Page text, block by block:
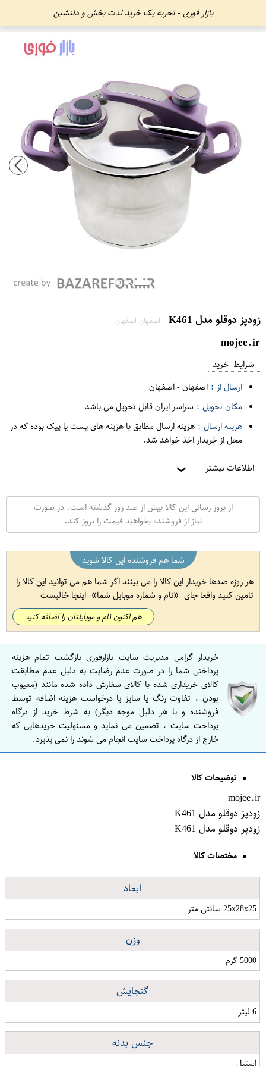
بازار فوری - تجربه یک خرید لذت بخش و دلنشین
زودپز دوقلو مدل K461 اصفهان اصفهان
mojee.ir
شرایط خرید
ارسال از : اصفهان-اصفهان
مکان تحویل : سراسر ایران قابل تحویل می باشد
هزینه ارسال : هزینه ارسال مطابق با هزینه های پست یا پیک بوده که در
محل از خریدار اخذ خواهد شد.
اطلاعات بیشتر ❯
از بروز رسانی این کالا بیش از صد روز گذشته است. در صورت
نیاز از فروشنده بخواهید قیمت را بروز کند.
شما هم فروشنده این کالا شوید
هر روزه صدها خریدار این کالا را می بینند اگر شما هم می توانید این کالا را
تامین کنید واقعا جای
نام و شماره موبایل شما اینجا خالیست
هم اکنون نام و موبایلتان را اضافه کنید
خریدار گرامی مدیریت سایت بازارفوری بازگشت تمام هزینه
پرداختی شما را در صورت عدم رضایت به دلیل عدم مطابقت
کالای خریداری شده با کالای سفارش داده شده مانند (معیوب
بودن ، تفاوت رنگ یا سایز یا درخواست هزینه اضافه توسط
فروشنده و یا هر دلیل موجه دیگر) به شرط خرید از درگاه
پرداخت سایت ، تضمین می نماید و مسئولیت خریدهایی که
خارج از درگاه پرداخت سایت انجام می شوند را نمی پذیرد.
توضیحات کالا
mojee.ir
زودپز دوقلو مدل K461
زودپز دوقلو مدل K461
مختصات کالا
ابعاد
25x28x25 سانتی متر
وزن
5000 گرم
گنجایش
6 لیتر
جنس بدنه